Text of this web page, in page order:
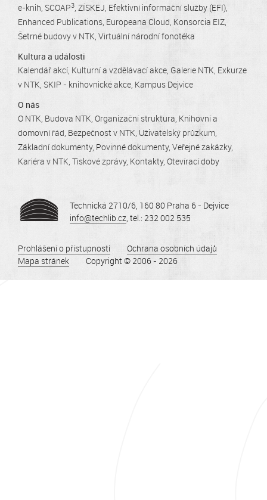
e-knih SCOAP3 ZÍSKEJ Efektivní informační služby (EFI)
Enhanced Publications Europeana Cloud Konsorcia EIZ
Šetrné budovy v NTK Virtuální národní fonotéka
Kultura a události
Kalendář akcí Kulturní a vzdělávací akce Galerie NTK Exkurze
v NTK SKIP - knihovnické akce Kampus Dejvice
O nás
O NTK Budova NTK Organizační struktura Knihovní a
domovní řád Bezpečnost v NTK Uživatelský průzkum
Základní dokumenty Povinné dokumenty Veřejné zakázky
Kariéra v NTK Tiskové zprávy Kontakty Otevírací doby
Technická 2710/6, 160 80 Praha 6 - Dejvice
info@techlib.cz, tel.: 232 002 535
Prohlášení o přístupnosti
Ochrana osobních údajů
Mapa stránek
Copyright © 2006 - 2026